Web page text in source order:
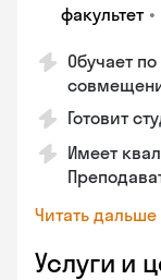
факультет •
Обучает
Готовит
Имеет
Читать дальше
Услуги и